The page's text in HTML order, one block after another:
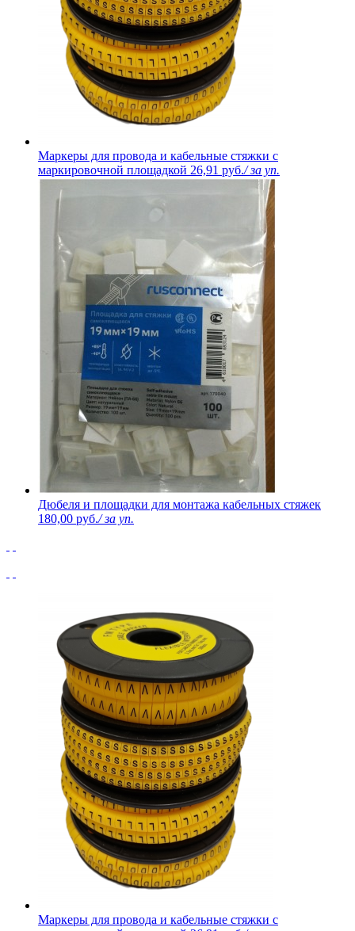
Маркеры для провода и кабельные стяжки с
маркировочной площадкой 26,91 руб./ за уп.
Дюбеля и площадки для монтажа кабельных стяжек
180,00 руб./ за уп.
Маркеры для провода и кабельные стяжки с